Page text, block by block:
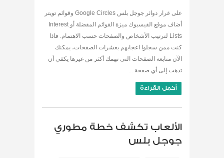
على غرار دوائر جوجل بلس Google Circles وقوائم تويتر
أضاف موقع الفيسبوك ميزة القوائم المفضلة أو Interest
Lists لترتيب الأشخاص والصفحات حسب الاهتمام. فاذا
كنت ممن سجلوا اعجابهم بعشرات الصفحات، يمكنك
الآن متابعة الصفحات التى تهمك أكثر من غيرها يكفي أن
تذهب إلى أي صفحة ...
أكمل القراءة
الألعاب تكشف خطة مطوري
جوجل بلس